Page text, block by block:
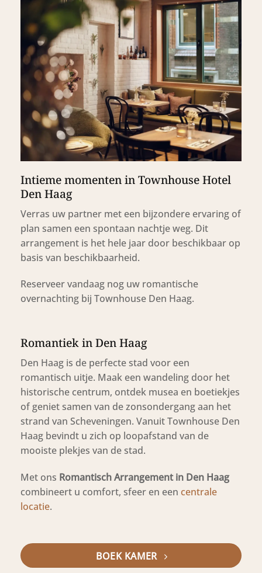
Romantiek in Den Haag
Den Haag is de perfecte stad voor een
romantisch uitje. Maak een wandeling door het
historische centrum, ontdek musea en boetiekjes
of geniet samen van de zonsondergang aan het
strand van Scheveningen. Vanuit Townhouse Den
Haag bevindt u zich op loopafstand van de
mooiste plekjes van de stad.
Met ons Romantisch Arrangement in Den Haag
combineert u comfort, sfeer en een centrale
locatie.
Intieme momenten in Townhouse Hotel
Den Haag
Verras uw partner met een bijzondere ervaring of
plan samen een spontaan nachtje weg. Dit
arrangement is het hele jaar door beschikbaar op
basis van beschikbaarheid.
Reserveer vandaag nog uw romantische
overnachting bij Townhouse Den Haag.
BOEK KAMER